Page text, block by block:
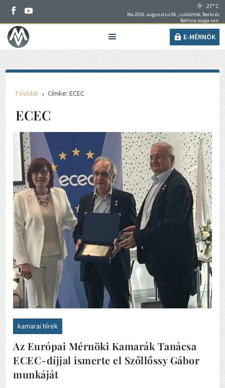
27° C
Ma 2026. augusztus 06., csütörtök, Berta és
Bettina napja van.
E-MÉRNÖK
Főoldal 5 Címke: ECEC
ECEC
kamarai hírek
Az Európai Mérnöki Kamarák Tanácsa
ECEC-díjjal ismerte el Szőllőssy Gábor
munkáját